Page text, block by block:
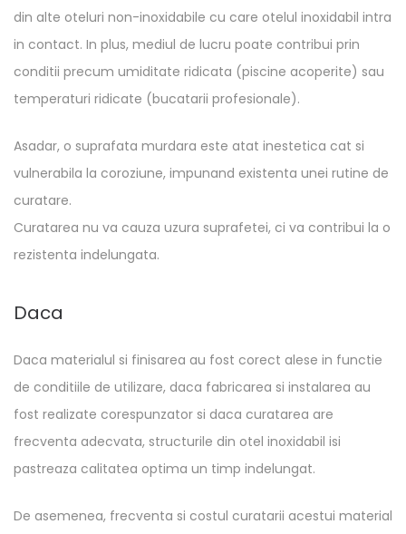
din alte oteluri non-inoxidabile cu care otelul inoxidabil intra
in contact. In plus, mediul de lucru poate contribui prin
conditii precum umiditate ridicata (piscine acoperite) sau
temperaturi ridicate (bucatarii profesionale).
Asadar, o suprafata murdara este atat inestetica cat si
vulnerabila la coroziune, impunand existenta unei rutine de
curatare.
Curatarea nu va cauza uzura suprafetei, ci va contribui la o
rezistenta indelungata.
Daca
Daca materialul si finisarea au fost corect alese in functie
de conditiile de utilizare, daca fabricarea si instalarea au
fost realizate corespunzator si daca curatarea are
frecventa adecvata, structurile din otel inoxidabil isi
pastreaza calitatea optima un timp indelungat.
De asemenea, frecventa si costul curatarii acestui material